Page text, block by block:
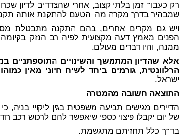
רק כעבור זמן בלתי קצוב, אחרי שהצדדים לדיון
שמבהיר בדרך מקרה מהו הטעם להתקנת אותה תקנה,
ויש גם מקרים אחרים, בהם התקנה מתבטלת
הפנים מאמץ דעה מקצועית לפיה רב הנזק
ממנה, והיו דברים מעולם.
אלא שהדיון המתמשך והשינויים התוספתניים
הרלוונטית, גורמים ביחד לשיח חיוני מאין כמוהו
ישראל.
התוצאה חשובה מהמטרה
הדיירים מגישים תביעה משפטית בגין ליקויי בניה,
של יום יקבלו פיצוי כספי שיאפשר להם לרכוש רכב
בדרך כלל תחזיתם מתגשמת.